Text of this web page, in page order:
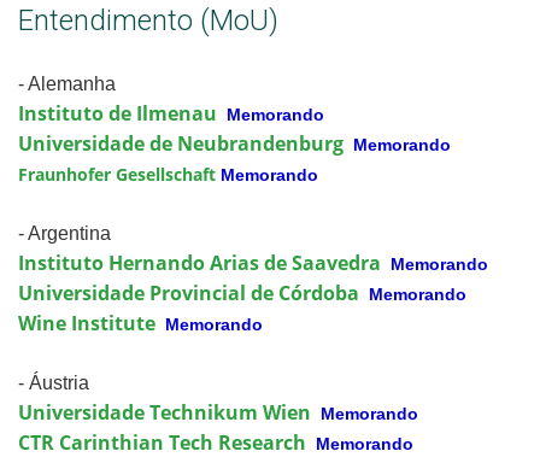
Entendimento (MoU)
- Alemanha
Instituto de Ilmenau Memorando
Universidade de Neubrandenburg Memorando
Fraunhofer Gesellschaft Memorando
- Argentina
Instituto Hernando Arias de Saavedra Memorando
Universidade Provincial de Córdoba Memorando
Wine Institute Memorando
- Áustria
Universidade Technikum Wien Memorando
CTR Carinthian Tech Research Memorando